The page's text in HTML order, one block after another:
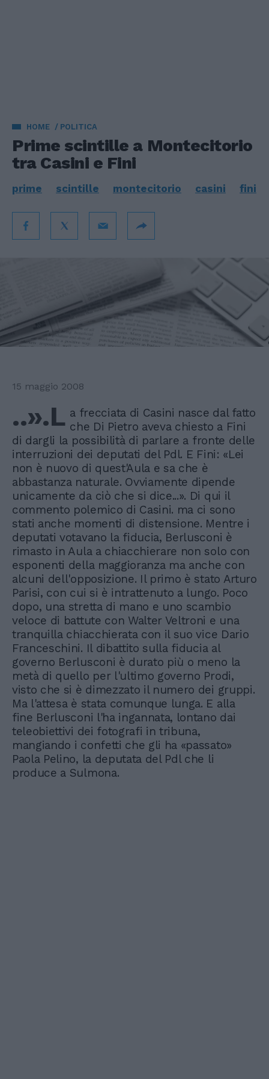
HOME POLITICA
Prime scintille a Montecitorio
tra Casini e Fini
prime scintille montecitorio casini fini
15 maggio 2008
..».L a frecciata di Casini nasce dal fatto
che Di Pietro aveva chiesto a Fini
di dargli la possibilità di parlare a fronte delle
interruzioni dei deputati del Pdl. E Fini: «Lei
non è nuovo di quest'Aula e sa che è
abbastanza naturale. Ovviamente dipende
unicamente da ciò che si dice...». Di qui il
commento polemico di Casini. ma ci sono
stati anche momenti di distensione. Mentre i
deputati votavano la fiducia, Berlusconi è
rimasto in Aula a chiacchierare non solo con
esponenti della maggioranza ma anche con
alcuni dell'opposizione. Il primo è stato Arturo
Parisi, con cui si è intrattenuto a lungo. Poco
dopo, una stretta di mano e uno scambio
veloce di battute con Walter Veltroni e una
tranquilla chiacchierata con il suo vice Dario
Franceschini. Il dibattito sulla fiducia al
governo Berlusconi è durato più o meno la
metà di quello per l'ultimo governo Prodi,
visto che si è dimezzato il numero dei gruppi.
Ma l'attesa è stata comunque lunga. E alla
fine Berlusconi l'ha ingannata, lontano dai
teleobiettivi dei fotografi in tribuna,
mangiando i confetti che gli ha «passato»
Paola Pelino, la deputata del Pdl che li
produce a Sulmona.